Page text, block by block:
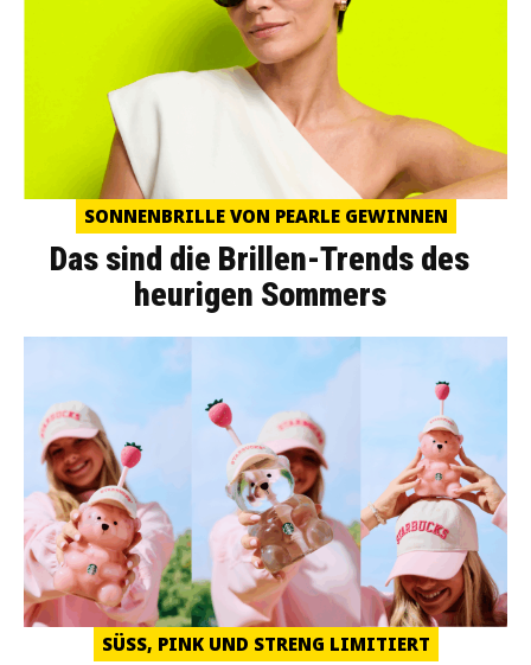
SONNENBRILLE VON PEARLE GEWINNEN
Das sind die Brillen-Trends des
heurigen Sommers
SÜSS, PINK UND STRENG LIMITIERT